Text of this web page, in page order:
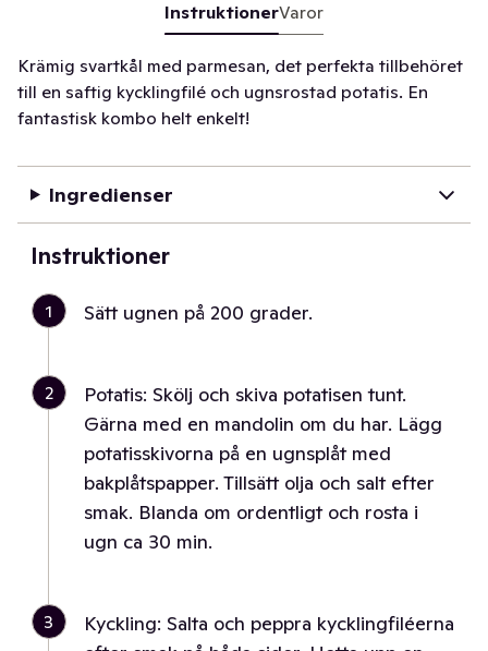
InstruktionerVaror
Krämig svartkål med parmesan, det perfekta tillbehöret
till en saftig kycklingfilé och ugnsrostad potatis. En
fantastisk kombo helt enkelt!
Ingredienser
Instruktioner
1 Sätt ugnen på 200 grader.
2
Potatis: Skölj och skiva potatisen tunt.
Gärna med en mandolin om du har. Lägg
potatisskivorna på en ugnsplåt med
bakplåtspapper. Tillsätt olja och salt efter
smak. Blanda om ordentligt och rosta i
ugn ca 30 min.
3
Kyckling: Salta och peppra kycklingfiléerna